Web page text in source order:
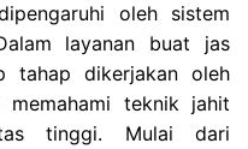
oleh sistem
layanan buat jas
tahap dikerjakan oleh
memahami teknik jahit
tinggi. Mulai dari